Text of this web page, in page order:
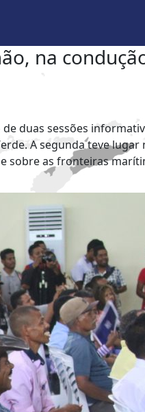
na
de duas sessões
A segunda teve
sobre as fronteiras